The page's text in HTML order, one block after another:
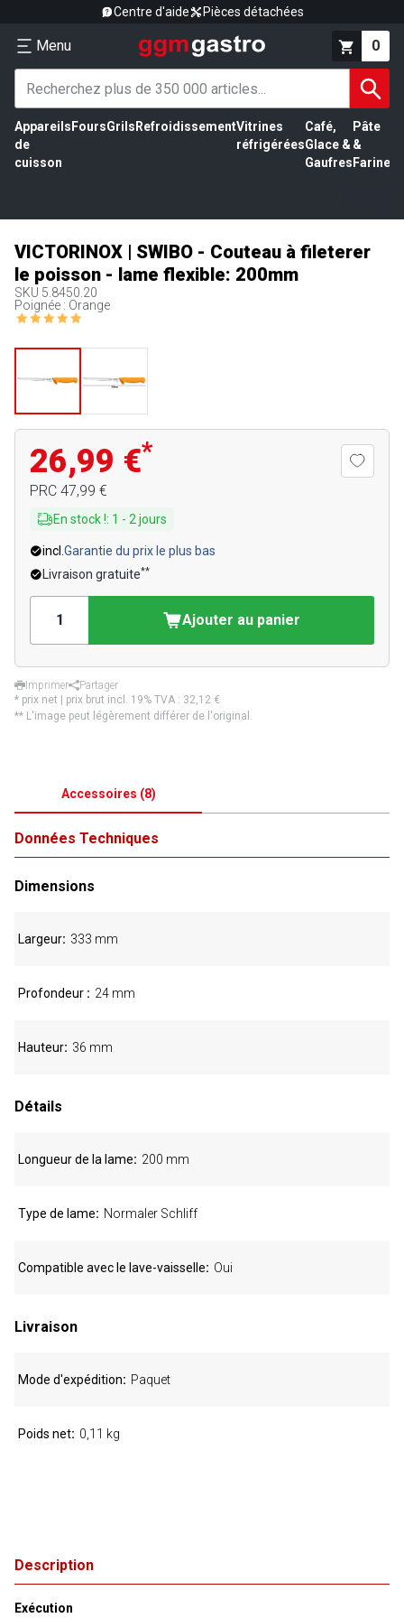
Centre d'aide Pièces détachées
Menu 0
Appareils
de
cuisson
FoursGrils RefroidissementVitrines
réfrigérées
Café,
Glace &
Gaufres
Pâte
&
Farine
VICTORINOX | SWIBO - Couteau à fileterer
le poisson - lame flexible: 200mm
SKU 5.8450.20
Poignée : Orange
26,99 €*
PRC 47,99 €
En stock !: 1 - 2 jours
incl. Garantie du prix le plus bas
Livraison gratuite**
Ajouter au panier
Imprimer
Partager
* prix net | prix brut incl. 19% TVA : 32,12 €
** L'image peut légèrement différer de l'original.
Accessoires (8)
Description
Exécution
Données Techniques
Dimensions
Largeur 333 mm
Profondeur 24 mm
Hauteur 36 mm
Détails
Longueur de la lame 200 mm
Type de lame Normaler Schliff
Compatible avec le lave-vaisselle Oui
Livraison
Mode d'expédition Paquet
Poids net 0,11 kg